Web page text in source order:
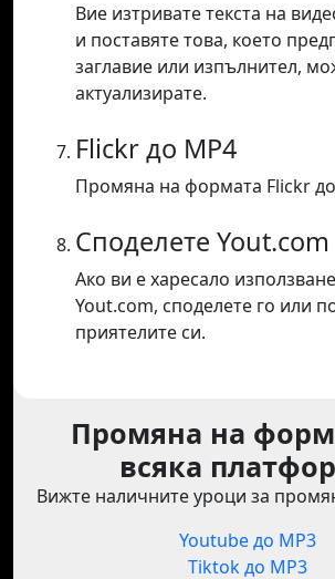
Вие изтривате текста на
и поставяте това, което
заглавие или изпълнител,
актуализирате.
Flickr до MP4
Промяна на формата Flickr
Споделете Yout.com
Ако ви е харесало
Yout.com, споделете го или
приятелите си.
Промяна на
всяка
Вижте наличните уроци за
Youtube до MP3
Tiktok до MP3